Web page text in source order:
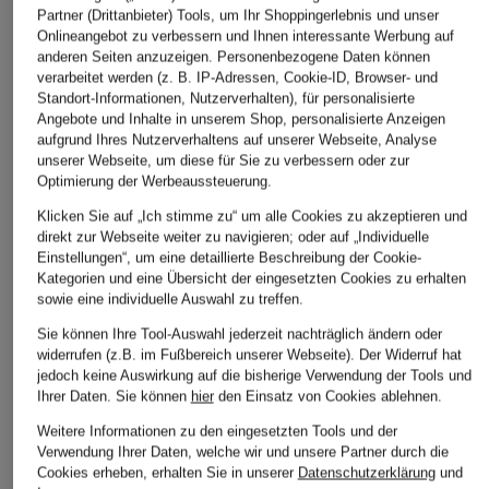
lilienfels
Cashmere-Schal
CHF 139
darling harbour
Dreieckstuch aus
CHF 169
darling harbour
Dreieckstuch
CHF 35
Ursprünglich:
Partner (Drittanbieter) Tools, um Ihr Shoppingerlebnis und unser
Onlineangebot zu verbessern und Ihnen interessante Werbung auf
anderen Seiten anzuzeigen. Personenbezogene Daten können
verarbeitet werden (z. B. IP-Adressen, Cookie-ID, Browser- und
Standort-Informationen, Nutzerverhalten), für personalisierte
Angebote und Inhalte in unserem Shop, personalisierte Anzeigen
aufgrund Ihres Nutzerverhaltens auf unserer Webseite, Analyse
unserer Webseite, um diese für Sie zu verbessern oder zur
Optimierung der Werbeaussteuerung.
Klicken Sie auf „Ich stimme zu“ um alle Cookies zu akzeptieren und
direkt zur Webseite weiter zu navigieren; oder auf „Individuelle
Einstellungen“, um eine detaillierte Beschreibung der Cookie-
Kategorien und eine Übersicht der eingesetzten Cookies zu erhalten
sowie eine individuelle Auswahl zu treffen.
Sie können Ihre Tool-Auswahl jederzeit nachträglich ändern oder
widerrufen (z.B. im Fußbereich unserer Webseite). Der Widerruf hat
jedoch keine Auswirkung auf die bisherige Verwendung der Tools und
Ihrer Daten. Sie können hierden Einsatz von Cookies ablehnen.
Weitere Informationen zu den eingesetzten Tools und der
Verwendung Ihrer Daten, welche wir und unsere Partner durch die
Cookies erheben, erhalten Sie in unserer Datenschutzerklärungund